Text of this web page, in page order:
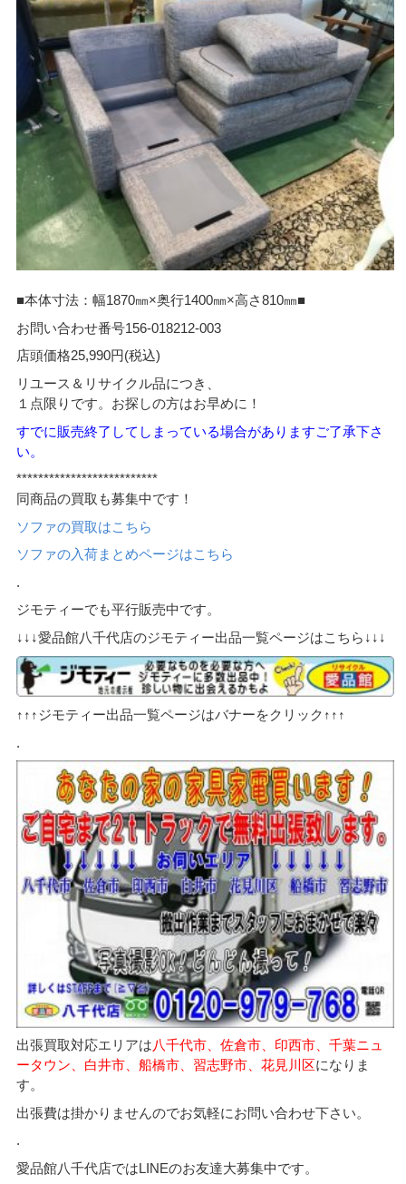
■本体寸法：幅1870㎜×奥行1400㎜×高さ810㎜■
お問い合わせ番号156-018212-003
店頭価格25,990円(税込)
リユース＆リサイクル品につき、
１点限りです。お探しの方はお早めに！
すでに販売終了してしまっている場合がありますご了承下さ
い。
**************************
同商品の買取も募集中です！
ソファの買取はこちら
ソファの入荷まとめページはこちら
.
ジモティーでも平行販売中です。
↓↓↓愛品館八千代店のジモティー出品一覧ページはこちら↓↓↓
↑↑↑ジモティー出品一覧ページはバナーをクリック↑↑↑
.
出張買取対応エリアは八千代市、佐倉市、印西市、千葉ニュ
ータウン、白井市、船橋市、習志野市、花見川区になりま
す。
出張費は掛かりませんのでお気軽にお問い合わせ下さい。
.
愛品館八千代店ではLINEのお友達大募集中です。